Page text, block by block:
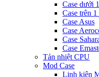
Case dưới
Case trên 1
Case Asus
Case
Case
Case
Tản nhiệt CPU
Mod Case
Linh kiện